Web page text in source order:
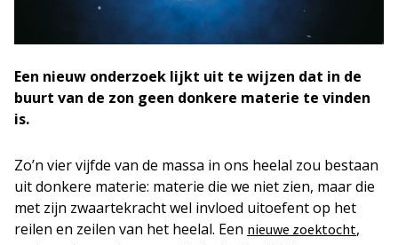
Een nieuw onderzoek lijkt uit te wijzen dat in de
buurt van de zon geen donkere materie te vinden
is.
Zo’n vier vijfde van de massa in ons heelal zou bestaan
uit donkere materie: materie die we niet zien, maar die
met zijn zwaartekracht wel invloed uitoefent op het
reilen en zeilen van het heelal. Een nieuwe zoektocht,